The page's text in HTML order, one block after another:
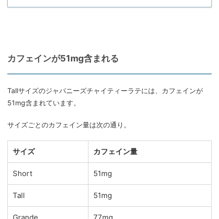
カフェインが51mg含まれる
Tallサイズのジャパニーズチャイティーラテには、カフェインが
51mg含まれています。
サイズごとのカフェイン量は次の通り。
サイズ カフェイン量
Short 51mg
Tall 51mg
Grande 77mg